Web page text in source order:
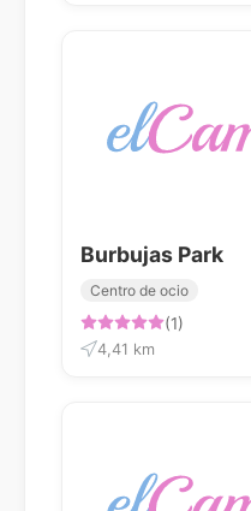
Burbujas Park
Centro de ocio
(1)
4,41 km